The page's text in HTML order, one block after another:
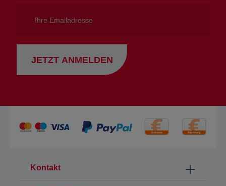
Emailadresse
JETZT ANMELDEN
Kontakt